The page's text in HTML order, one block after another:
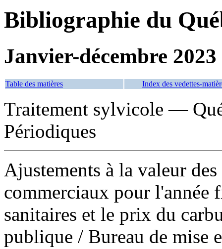
Bibliographie du
Janvier-décembre 2023
Table des matières Index des vedettes-
Traitement sylvicole —
Périodiques
Ajustements à la valeur
commerciaux pour l'année
sanitaires et le prix du
publique / Bureau de mise